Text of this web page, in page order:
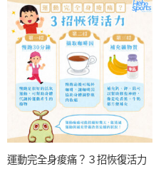
運動完全身痠痛？３招恢復活力